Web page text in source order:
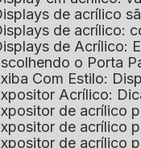
Displays de acrílico
Displays de acrílico:
Displays de Acrílico:
Escolhendo o Porta
Exiba Com Estilo:
Expositor Acrílico:
Expositor de acrílico
Expositor de acrílico
Expositor de acrílico